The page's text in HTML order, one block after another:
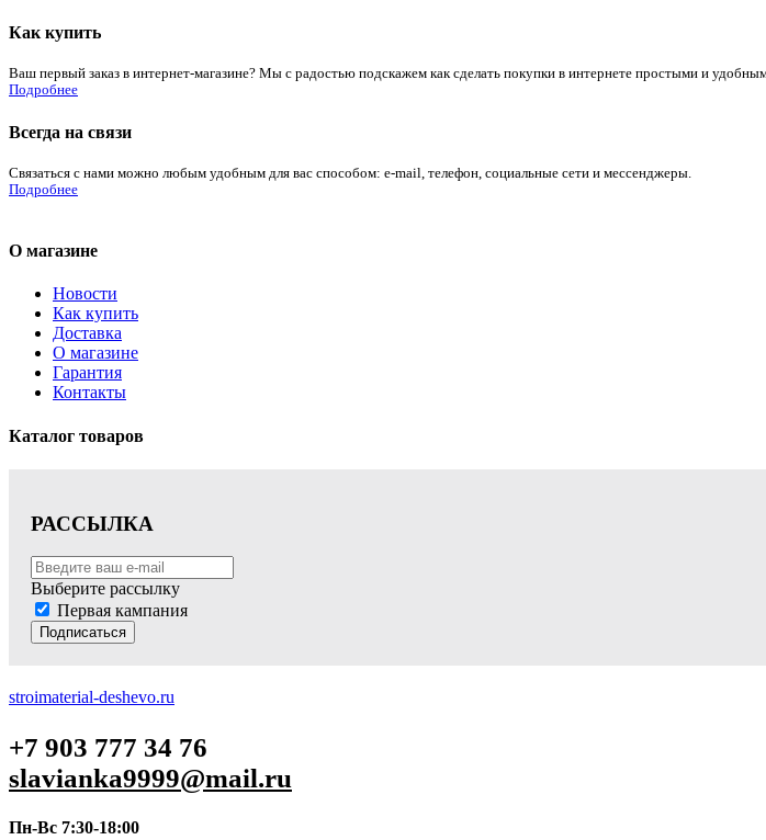
Как купить
Ваш первый заказ в интернет-магазине? Мы с радостью подскажем как сделать покупки в интернете простыми и
Подробнее
Всегда на связи
Связаться с нами можно любым удобным для вас способом: e-mail, телефон, социальные сети и мессенджеры.
Подробнее
О магазине
Новости
Как купить
Доставка
О магазине
Гарантия
Контакты
Каталог товаров
РАССЫЛКА
Выберите рассылку
Первая кампания
Подписаться
stroimaterial-deshevo.ru
+7 903 777 34 76
slavianka9999@mail.ru
Пн-Вс 7:30-18:00